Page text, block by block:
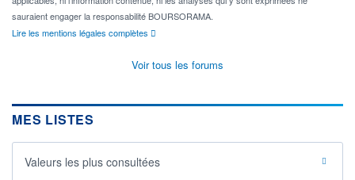
sauraient engager la responsabilité BOURSORAMA.
Lire les mentions légales complètes
Voir tous les forums
MES LISTES
Valeurs les plus consultées